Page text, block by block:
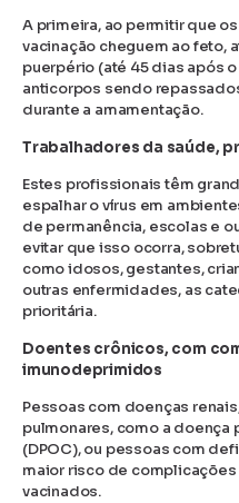
A primeira, ao permitir que
vacinação cheguem ao feto,
puerpério (até 45 dias após
anticorpos sendo
durante a amamentação.
Trabalhadores da saúde,
Estes profissionais têm
espalhar o vírus em
de permanência, escolas e
evitar que isso ocorra,
como idosos, gestantes,
outras enfermidades, as
prioritária.
Doentes crônicos, com
imunodeprimidos
Pessoas com doenças
pulmonares, como a doença
(DPOC), ou pessoas com
maior risco de
vacinados.